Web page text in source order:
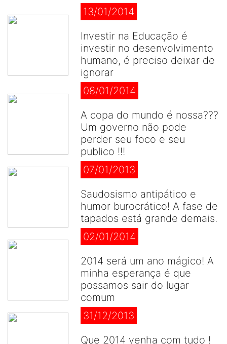
13/01/2014
Investir na Educação é
investir no desenvolvimento
humano, é preciso deixar de
ignorar
08/01/2014
A copa do mundo é nossa???
Um governo não pode
perder seu foco e seu
publico !!!
07/01/2013
Saudosismo antipático e
humor burocrático! A fase de
tapados está grande demais.
02/01/2014
2014 será um ano mágico! A
minha esperança é que
possamos sair do lugar
comum
31/12/2013
Que 2014 venha com tudo !